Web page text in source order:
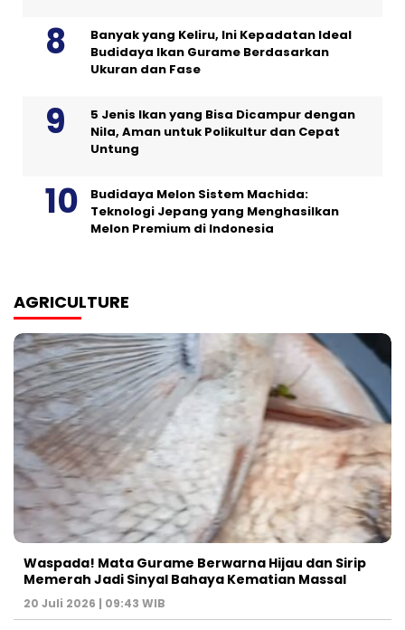
Banyak yang Keliru, Ini Kepadatan Ideal
Budidaya Ikan Gurame Berdasarkan
Ukuran dan Fase
5 Jenis Ikan yang Bisa Dicampur dengan
Nila, Aman untuk Polikultur dan Cepat
Untung
Budidaya Melon Sistem Machida:
Teknologi Jepang yang Menghasilkan
Melon Premium di Indonesia
AGRICULTURE
Waspada! Mata Gurame Berwarna Hijau dan Sirip
Memerah Jadi Sinyal Bahaya Kematian Massal
20 Juli 2026 | 09:43 WIB